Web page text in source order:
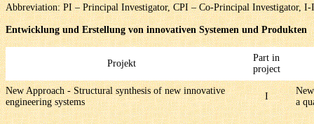
Abbreviation: PI – Principal Investigator, CPI – Co-Principal Investigator, I-
Entwicklung und Erstellung von innovativen Systemen und Produkten
Projekt
Part in
project
New Approach - Structural synthesis of new innovative
engineering systems
I
a